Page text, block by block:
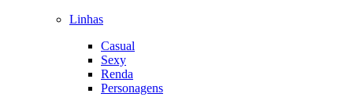
Linhas
Casual
Sexy
Renda
Personagens